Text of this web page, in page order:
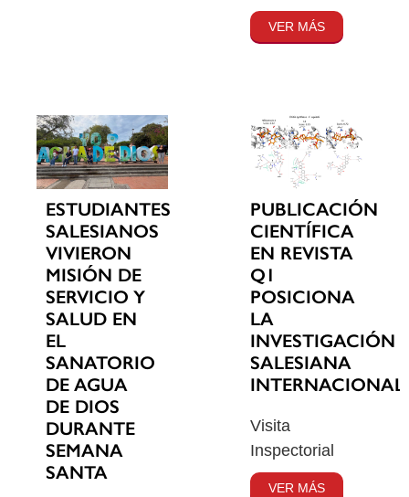
VER MÁS
ESTUDIANTES
SALESIANOS
VIVIERON
MISIÓN DE
SERVICIO Y
SALUD EN
EL
SANATORIO
DE AGUA
DE DIOS
DURANTE
SEMANA
SANTA
PUBLICACIÓN
CIENTÍFICA
EN REVISTA
Q1
POSICIONA
LA
INVESTIGACIÓN
SALESIANA
Visita
Inspectorial
VER MÁS